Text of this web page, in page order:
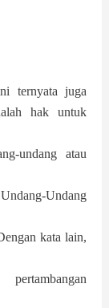
ternyata juga
hak untuk
undang atau
Undang
kata lain,